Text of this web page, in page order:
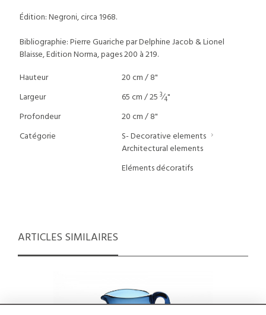
Édition: Negroni, circa 1968.
Bibliographie: Pierre Guariche par Delphine Jacob & Lionel
Blaisse, Edition Norma, pages 200 à 219.
Hauteur
20 cm / 8"
Largeur
65 cm / 25 3⁄4"
Profondeur
20 cm / 8"
Catégorie
S- Decorative elements
Architectural elements
Eléments décoratifs
ARTICLES SIMILAIRES